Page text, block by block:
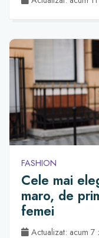
FASHION
Cele mai
maro, de
femei
Actualizat: acum 7